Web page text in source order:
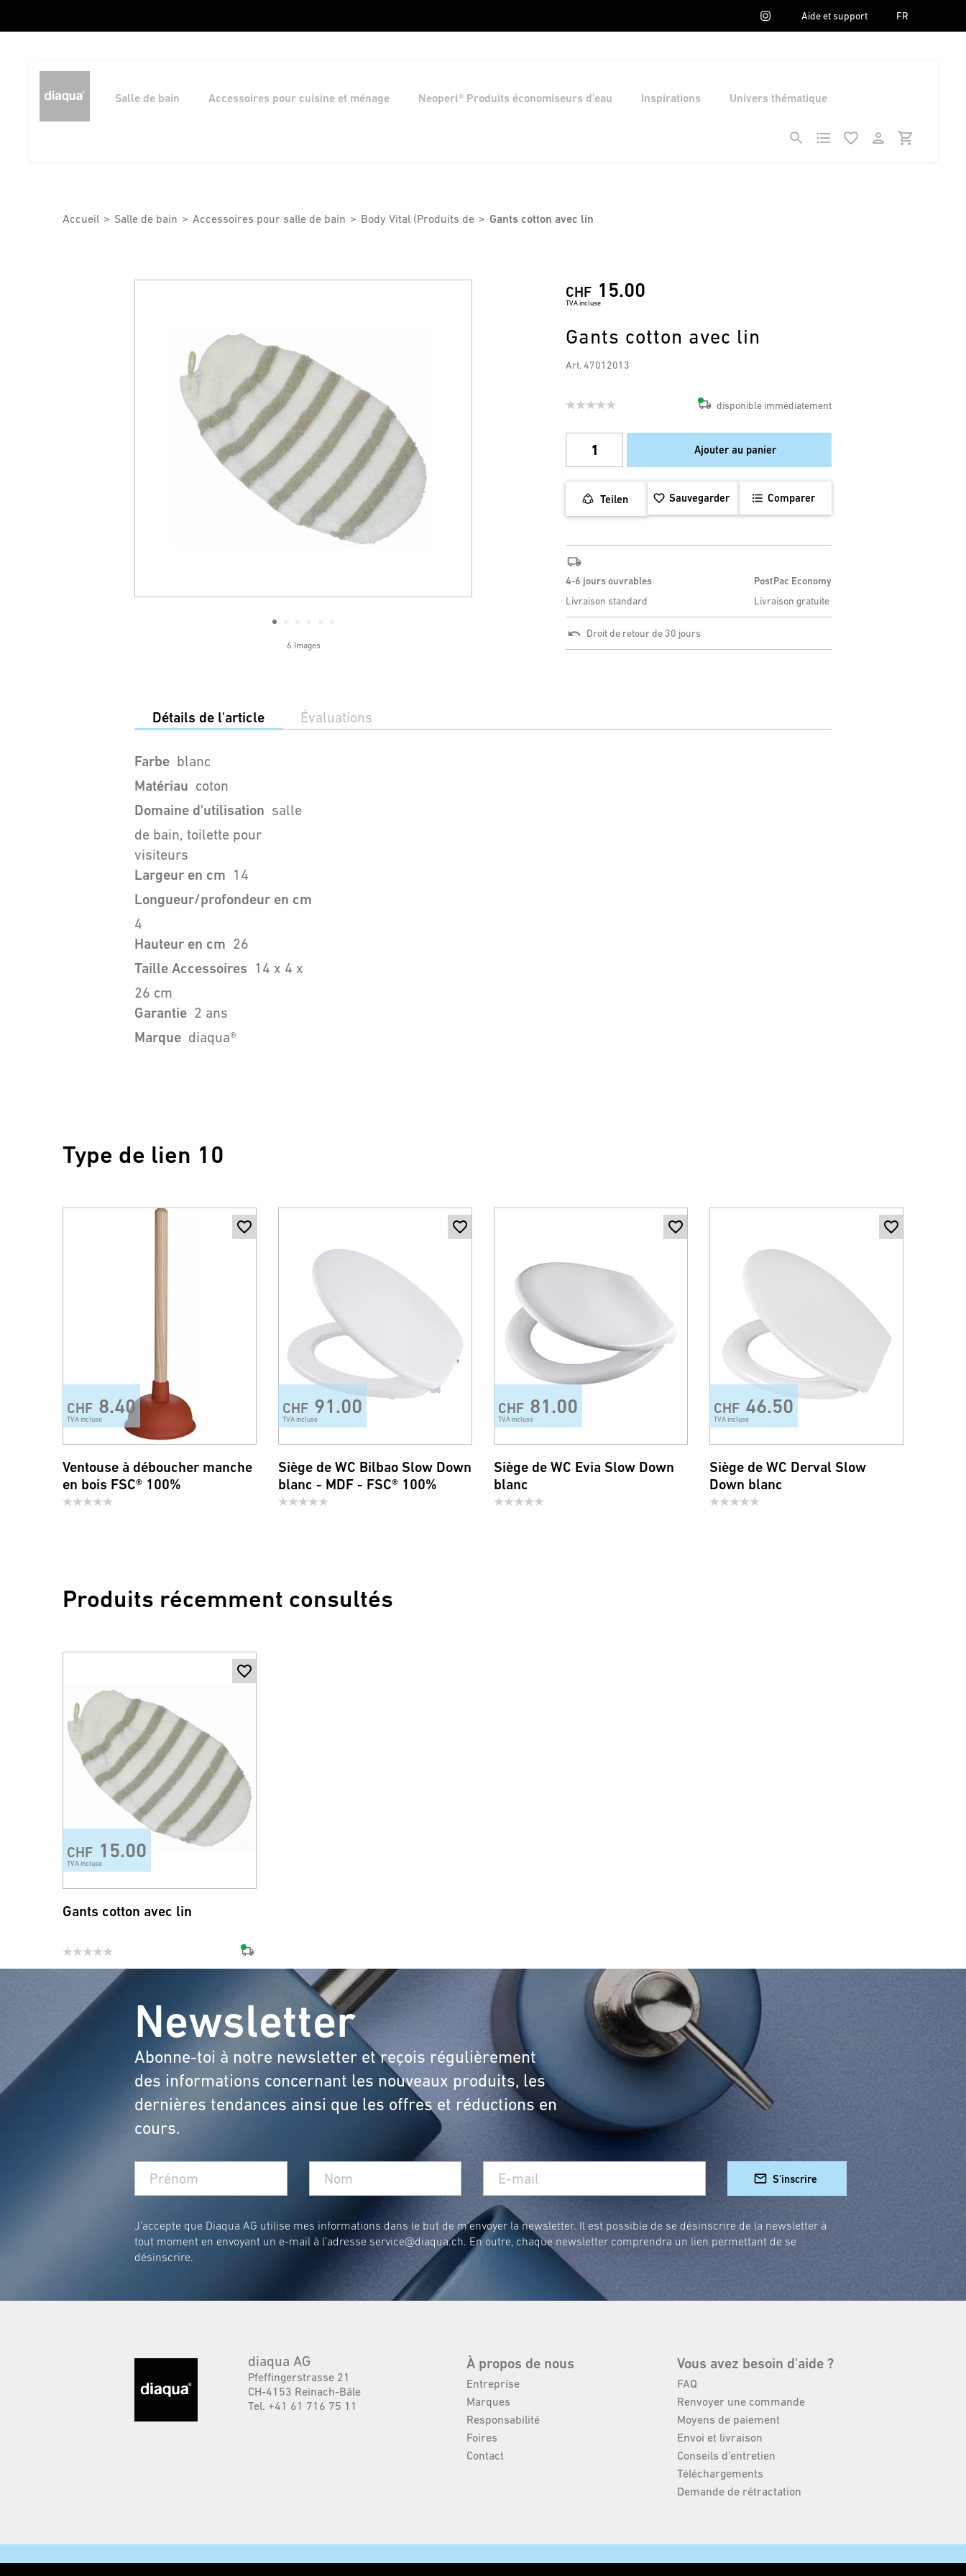
Aide et support FR
Salle de bain Accessoires pour cuisine et ménage Neoperl® Produits économiseurs d'eau Inspirations Univers thématique
Accueil Salle de bain Accessoires pour salle de bain Body Vital (Produits de Gants cotton avec lin
6 Images
CHF 15.00
TVA incluse
Gants cotton avec lin
Art. 47012013
disponible immédiatement
Ajouter au panier
Teilen Sauvegarder Comparer
4-6 jours ouvrables
Livraison standard
PostPac Economy
Livraison gratuite
Droit de retour de 30 jours
Détails de l'article Évaluations
Farbe blanc
Matériau coton
Domaine d'utilisation salle
de bain, toilette pour
visiteurs
Largeur en cm 14
Longueur/profondeur en cm
4
Hauteur en cm 26
Taille Accessoires 14 x 4 x
26 cm
Garantie 2 ans
Marque diaqua®
Type de lien 10
CHF 8.40
TVA incluse
Ventouse à déboucher manche
en bois FSC® 100%
CHF 91.00
TVA incluse
Siège de WC Bilbao Slow Down
blanc - MDF - FSC® 100%
CHF 81.00
TVA incluse
Siège de WC Evia Slow Down
blanc
CHF 46.50
TVA incluse
Siège de WC Derval Slow
Down blanc
Produits récemment consultés
CHF 15.00
TVA incluse
Gants cotton avec lin
Newsletter
Abonne-toi à notre newsletter et reçois régulièrement
des informations concernant les nouveaux produits, les
dernières tendances ainsi que les offres et réductions en
cours.
S'inscrire
J’accepte que Diaqua AG utilise mes informations dans le but de m’envoyer la newsletter. Il est possible de se désinscrire de la newsletter à
tout moment en envoyant un e-mail à l’adresse service@diaqua.ch. En outre, chaque newsletter comprendra un lien permettant de se
désinscrire.
diaqua AG
Pfeffingerstrasse 21
CH-4153 Reinach-Bâle
Tel. +41 61 716 75 11
À propos de nous
Entreprise
Marques
Responsabilité
Foires
Contact
Vous avez besoin d'aide ?
FAQ
Renvoyer une commande
Moyens de paiement
Envoi et livraison
Conseils d'entretien
Téléchargements
Demande de rétractation